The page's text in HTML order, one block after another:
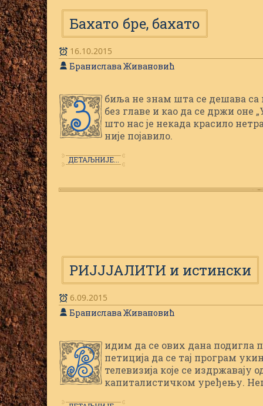
Бахато бре, бахато
16.10.2015
Бранислава Живановић
З
биља не знам шта се дешава
без главе и као да се држи оне
што нас је некада красило
није појавило.
ДЕТАЉНИЈЕ...
РИЈЈЈАЛИТИ и истински
6.09.2015
Бранислава Живановић
В
идим да се ових дана подигла
петиција да се тај програм
телевизија које се
капиталистичком уређењу.